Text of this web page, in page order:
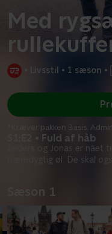
Med
Livsstil • 1 sæson •
S1:E2 • Fuld af håb
Anders og Jonas er nået
bæredygtig øl. De skal
*Kræver pakken Basis.
Sæson 1